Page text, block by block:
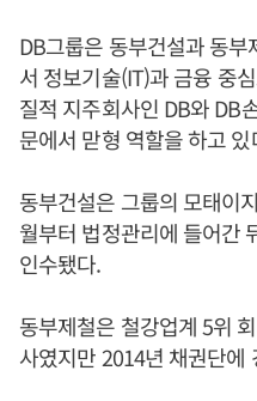
DB그룹은 동부건설과 동
서 정보기술(IT)과 금융 중
질적 지주회사인 DB와 DB
문에서 맏형 역할을 하고 있
동부건설은 그룹의 모태이
월부터 법정관리에 들어간
인수됐다.
동부제철은 철강업계 5위
사였지만 2014년 채권단에